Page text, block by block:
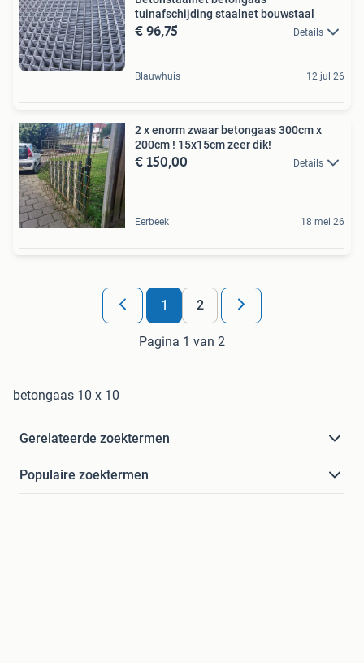
tuinafschijding staalnet bouwstaal
€ 96,75 Details
Blauwhuis 12 jul 26
2 x enorm zwaar betongaas 300cm x
200cm ! 15x15cm zeer dik!
€ 150,00 Details
Eerbeek 18 mei 26
1 2
Pagina 1 van 2
betongaas 10 x 10
Gerelateerde zoektermen
Populaire zoektermen